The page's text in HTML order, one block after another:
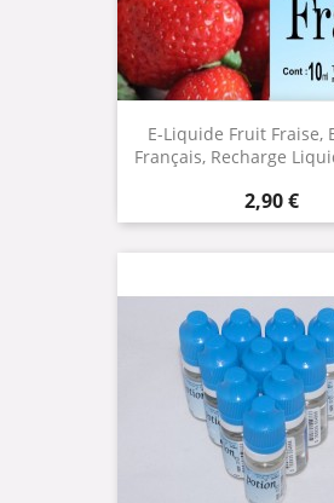
E-Liquide Fruit Fraise,
Français, Recharge
Prix
2,90 €